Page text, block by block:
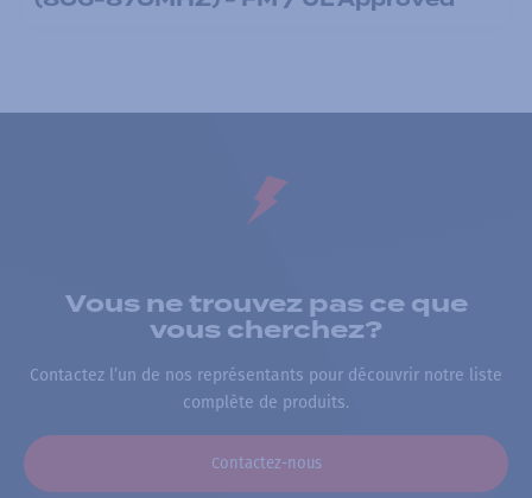
Vous ne trouvez pas ce que
vous cherchez?
Contactez l’un de nos représentants pour découvrir notre liste
complète de produits.
Contactez-nous